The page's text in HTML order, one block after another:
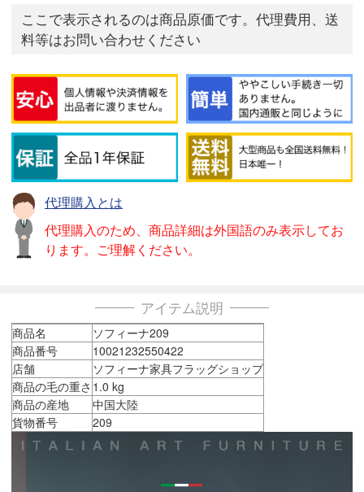
ここで表示されるのは商品原価です。代理費用、送
料等はお問い合わせください
代理購入とは
代理購入のため、商品詳細は外国語のみ表示してお
ります。ご理解ください。
アイテム説明
商品名
ソフィーナ209
商品番号
10021232550422
店舗
ソフィーナ家具フラッグショップ
商品の毛の重さ 1.0 kg
商品の産地
中国大陸
貨物番号
209